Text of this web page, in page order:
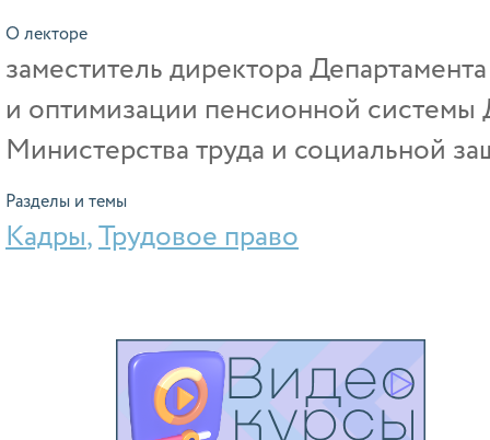
О лекторе
заместитель директора
и оптимизации пенсионной системы
Министерства труда и социальной
Разделы и темы
Кадры,Трудовое право